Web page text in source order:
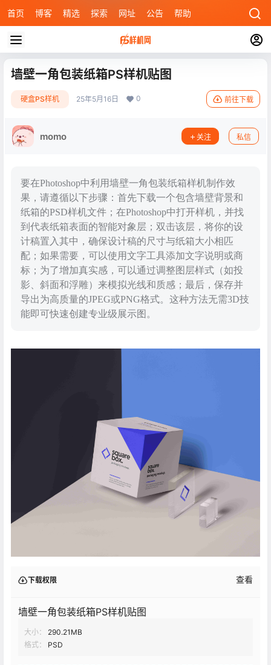
首页 博客 精选 探索 网址 公告 帮助
墙壁一角包装纸箱PS样机贴图
硬盒PS样机 25年5月16日 0 前往下载
momo 关注 私信
要在Photoshop中利用墙壁一角包装纸箱样机制作效
果，请遵循以下步骤：首先下载一个包含墙壁背景和
纸箱的PSD样机文件；在Photoshop中打开样机，并找
到代表纸箱表面的智能对象层；双击该层，将你的设
计稿置入其中，确保设计稿的尺寸与纸箱大小相匹
配；如果需要，可以使用文字工具添加文字说明或商
标；为了增加真实感，可以通过调整图层样式（如投
影、斜面和浮雕）来模拟光线和质感；最后，保存并
导出为高质量的JPEG或PNG格式。这种方法无需3D技
能即可快速创建专业级展示图。
下载权限 查看
墙壁一角包装纸箱PS样机贴图
大小：
290.21MB
格式：
PSD